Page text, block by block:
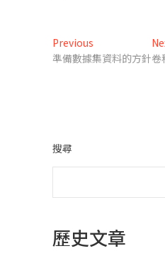
文
章
Previous
post:
準備數據集資料的方針卷
搜尋
歷史文章